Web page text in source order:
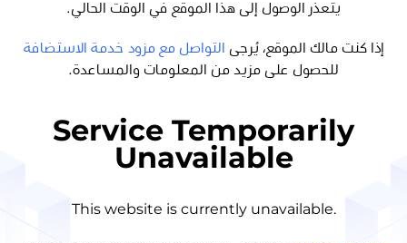
يتعذر الوصول إلى هذا الموقع في الوقت الحالي.
إذا كنت مالك الموقع، يُرجى
التواصل مع مزود خدمة الاستضافة
للحصول على مزيد من المعلومات والمساعدة.
Service Temporarily
Unavailable
This website is currently unavailable.